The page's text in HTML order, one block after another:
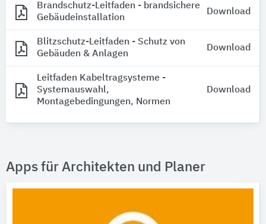
Brandschutz-Leitfaden - brandsichere
Gebäudeinstallation
Download
Blitzschutz-Leitfaden - Schutz von
Gebäuden & Anlagen
Download
Leitfaden Kabeltragsysteme -
Systemauswahl,
Montagebedingungen, Normen
Download
Apps für Architekten und Planer